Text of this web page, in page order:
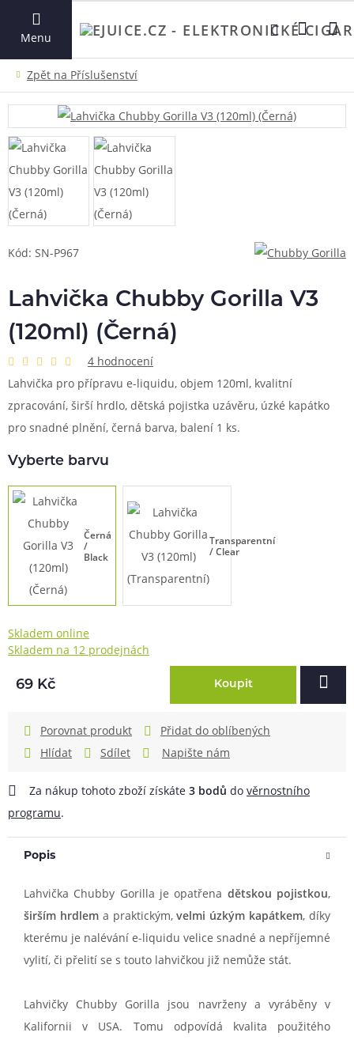
Menu
VYHLEDAT
Kód: SN-P967
Lahvička Chubby Gorilla V3
(120ml) (Černá)
4 hodnocení
Lahvička pro přípravu e-liquidu, objem 120ml, kvalitní
zpracování, širší hrdlo, dětská pojistka uzávěru, úzké kapátko
pro snadné plnění, černá barva, balení 1 ks.
Vyberte barvu
Černá
/
Black
Transparentní
/ Clear
Skladem online
Skladem na 12 prodejnách
69 Kč Koupit
Porovnat produkt
Přidat do oblíbených
Hlídat
Sdílet Napište nám
Za nákup tohoto zboží získáte 3 bodů do věrnostního
programu.
Popis
Lahvička Chubby Gorilla je opatřena dětskou pojistkou,
širším hrdlema praktickým,velmi úzkým kapátkem, díky
kterému je nalévání e-liquidu velice snadné a nepříjemné
vylití, či přelití se s touto lahvičkou již nemůže stát.
Lahvičky Chubby Gorilla jsou navrženy a vyráběny v
Kalifornii v USA. Tomu odpovídá kvalita použitého